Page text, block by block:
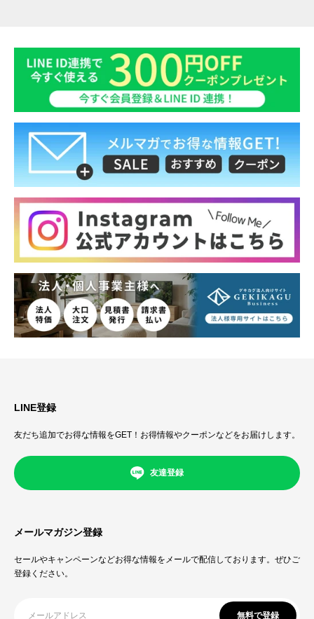
LINE登録
友だち追加でお得な情報をGET！お得情報やクーポンなどをお届けします。
友達登録
メールマガジン登録
セールやキャンペーンなどお得な情報をメールで配信しております。ぜひご
登録ください。
無料で登録